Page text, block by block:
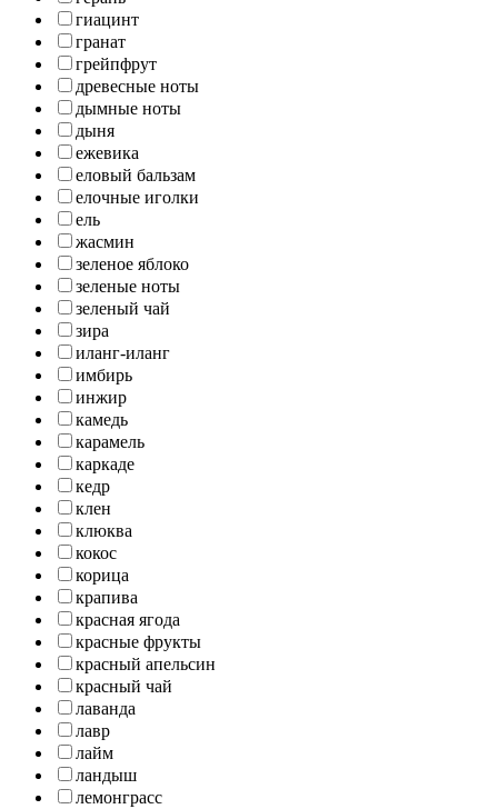
гиацинт
гранат
грейпфрут
древесные ноты
дымные ноты
дыня
ежевика
еловый бальзам
елочные иголки
ель
жасмин
зеленое яблоко
зеленые ноты
зеленый чай
зира
иланг-иланг
имбирь
инжир
камедь
карамель
каркаде
кедр
клен
клюква
кокос
корица
крапива
красная ягода
красные фрукты
красный апельсин
красный чай
лаванда
лавр
лайм
ландыш
лемонграсс